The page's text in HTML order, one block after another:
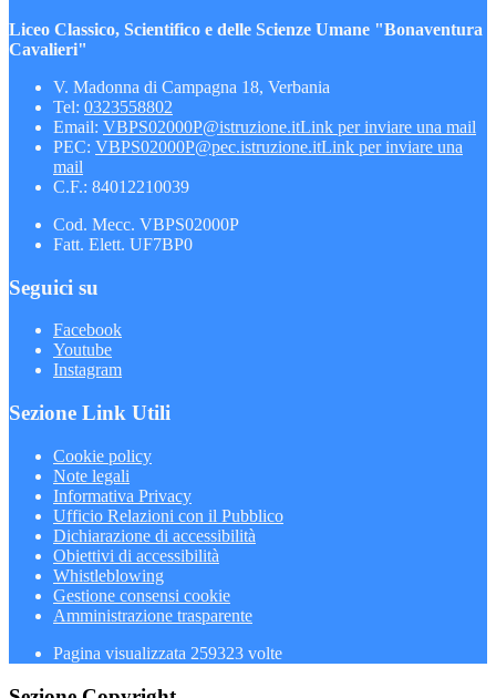
Liceo Classico, Scientifico e delle Scienze Umane "Bonaventura
Cavalieri"
V. Madonna di Campagna 18, Verbania
Tel: 0323558802
Email: VBPS02000P@istruzione.itLink per inviare una mail
PEC: VBPS02000P@pec.istruzione.itLink per inviare una
mail
C.F.: 84012210039
Cod. Mecc. VBPS02000P
Fatt. Elett. UF7BP0
Seguici su
Facebook
Youtube
Instagram
Sezione Link Utili
Cookie policy
Note legali
Informativa Privacy
Ufficio Relazioni con il Pubblico
Dichiarazione di accessibilità
Obiettivi di accessibilità
Whistleblowing
Gestione consensi cookie
Amministrazione trasparente
Pagina visualizzata 259323 volte